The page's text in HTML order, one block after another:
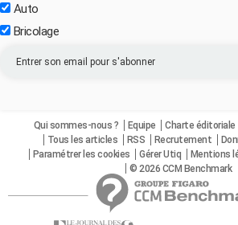
Auto
Bricolage
Qui sommes-nous ? Equipe Charte éditoriale
Tous les articles
RSS Recrutement
Paramétrer les cookies
Gérer Utiq Mentions
© 2026 CCM Benchmark